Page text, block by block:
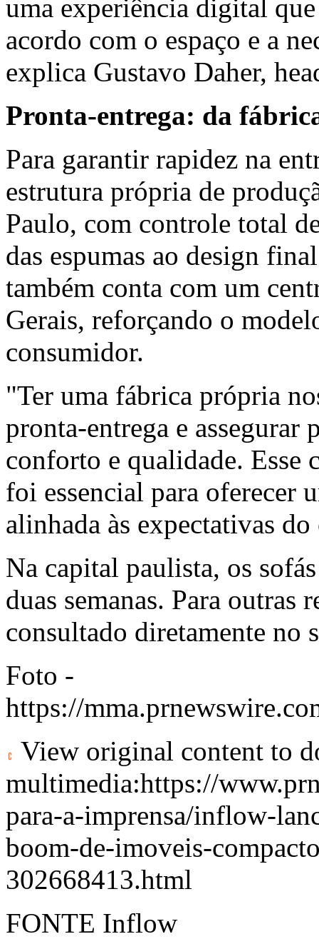
uma experiência digital
acordo com o espaço e a
explica Gustavo Daher,
Pronta-entrega: da
Para garantir rapidez na
estrutura própria de
Paulo, com controle total
das espumas ao design
também conta com um
Gerais, reforçando o
consumidor.
"Ter uma fábrica própria
pronta-entrega e assegurar
conforto e qualidade. Esse
foi essencial para oferecer
alinhada às expectativas
Na capital paulista, os
duas semanas. Para outras
consultado diretamente no
Foto -
https://
View original content to
multimedia:https://
para-a-imprensa/inflow-
boom-de-imoveis-
302668413.html
FONTE Inflow